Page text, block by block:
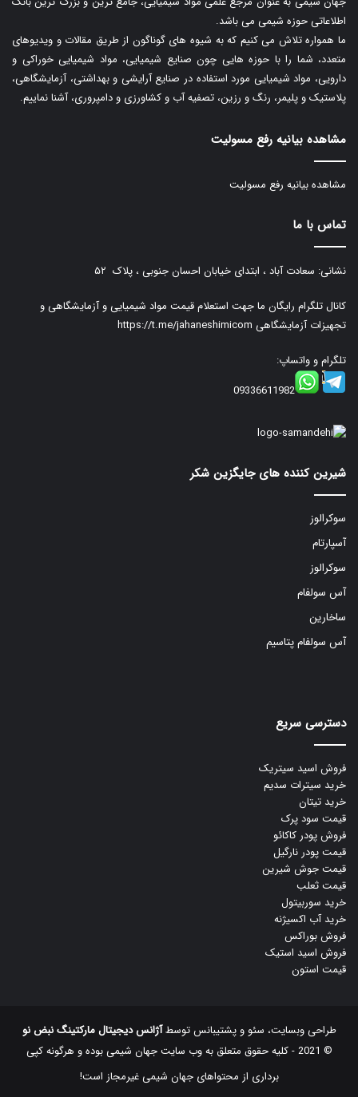
اطلاعاتی حوزه شیمی می باشد.
ما همواره تلاش می کنیم که به شیوه های گوناگون از طریق مقالات و ویدیوهای
متعدد، شما را با حوزه هایی چون صنایع شیمیایی، مواد شیمیایی خوراکی و
دارویی، مواد شیمیایی مورد استفاده در صنایع آرایشی و بهداشتی، آزمایشگاهی،
پلاستیک و پلیمر، رنگ و رزین، تصفیه آب و کشاورزی و دامپروری، آشنا نماییم.
مشاهده بیانیه رفع مسولیت
مشاهده بیانیه رفع مسولیت
تماس با ما
نشانی: سعادت آباد ، ابتدای خیابان احسان جنوبی ، پلاک ۵۲
کانال تلگرام رایگان ما جهت استعلام قیمت مواد شیمیایی و آزمایشگاهی و
تجهیزات آزمایشگاهی https://t.me/jahaneshimicom
تلگرام و واتساپ:
09336611982
شیرین کننده های جایگزین شکر
سوکرالوز
آسپارتام
سوکرالوز
آس سولفام
ساخارین
آس سولفام پتاسیم
دسترسی سریع
فروش اسید سیتریک
خرید سیترات سدیم
خرید تیتان
قیمت سود پرک
فروش پودر کاکائو
قیمت پودر نارگیل
قیمت جوش شیرین
قیمت ثعلب
خرید سوربیتول
خرید آب اکسیژنه
فروش بوراکس
فروش اسید استیک
قیمت استون
طراحی وبسایت، سئو و پشتیبانس توسطآژانس دیجیتال مارکتینگ نبض نو
© 2021 - کلیه حقوق متعلق به وب سایت جهان شیمی بوده و هرگونه کپی
‌برداری از محتواهای جهان شیمی غیرمجاز است!